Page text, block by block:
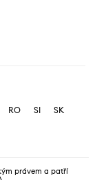
RO SI
SK
právem a patří